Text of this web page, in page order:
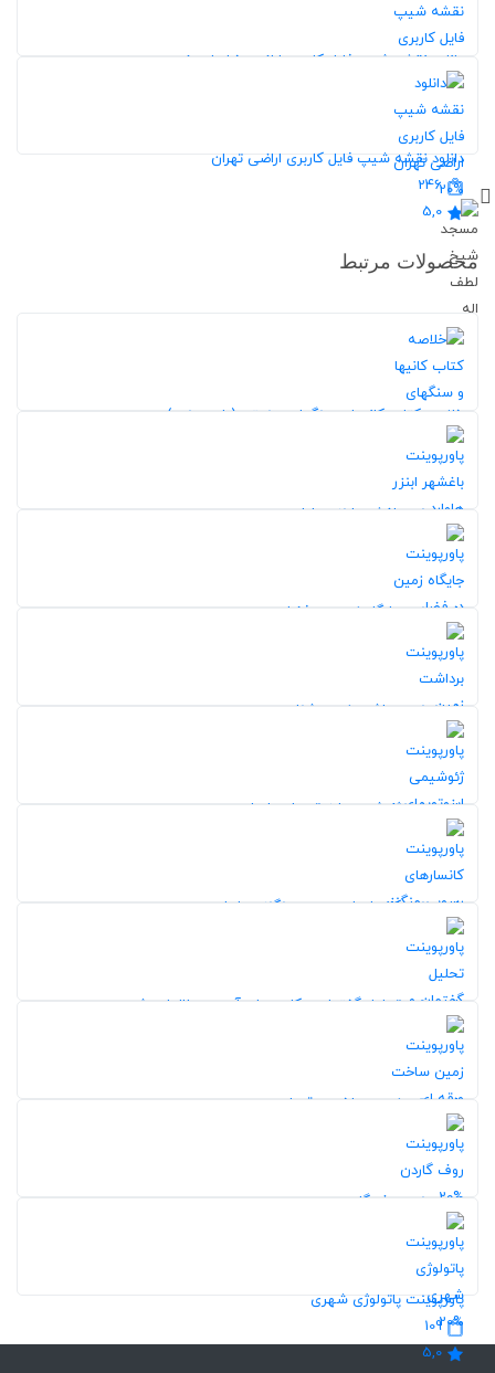
20%
5,0
20%
دانلود نقشه شیپ فایل کاربری اراضی خراسان رضوی
109
5,0
20%
دانلود نقشه شیپ فایل کاربری اراضی تهران
246
5,0
محصولات مرتبط
20%
خلاصه کتاب کانیها و سنگهای صنعتی (پاورپوینت)
5,0
20%
پاورپوینت باغشهر ابنزر هاوارد
5,0
20%
پاورپوینت جایگاه زمین در فضا
5,0
20%
پاورپوینت برداشت زمین شناسی
5,0
20%
پاورپوینت ژئوشیمی ایزوتوپهای پایدار
5,0
20%
پاورپوینت کانسارهای رسوبی منگنز در ایران
5,0
پاورپوینت تحلیل گفتمان و کاربردهای آن در مطالعات شهری
5,0
20%
پاورپوینت زمین ساخت ورقه ای
5,0
20%
پاورپوینت روف گاردن
5,0
20%
پاورپوینت پاتولوژی شهری
109
5,0